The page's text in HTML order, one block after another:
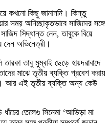
কখনো কিছু জানাননি। কিন্তু
সময় অনিচ্ছাকৃতভাবে সাজিদের সঙ্গে
সিদ্ধান্ত নেন, তাবুকে বিয়ে
অভিনেত্রী।
তাবু মুম্বাই ছেড়ে হায়দরাবাদে
মাঝে তৃতীয় ব্যক্তি প্রবেশ করায়
আর এই তৃতীয় ব্যক্তি অন্য কেউ
তেলেগু সিনেমা ‘আভিড়া মা